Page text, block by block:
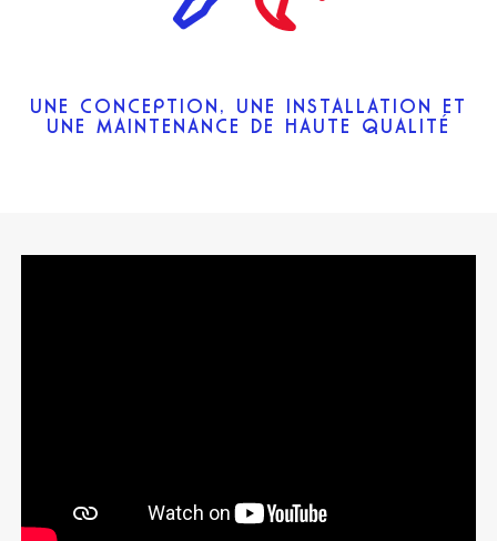
UNE CONCEPTION, UNE INSTALLATION ET
UNE MAINTENANCE DE HAUTE QUALITÉ